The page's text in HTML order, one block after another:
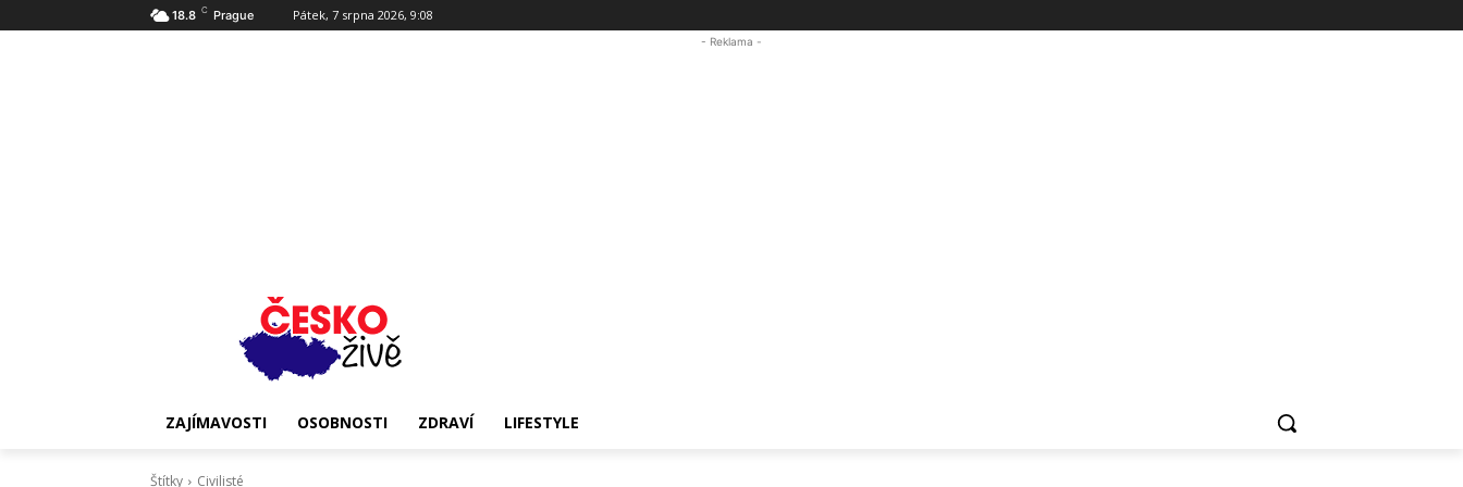
18.8 C Prague Pátek, 7 srpna 2026, 9:08
- Reklama -
ZAJÍMAVOSTI OSOBNOSTI ZDRAVÍ LIFESTYLE
Štítky Civilisté